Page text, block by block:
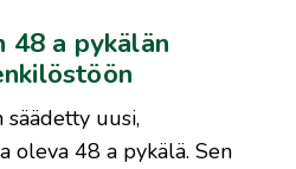
a pykälän
uusi,
oleva 48 a pykälä. Sen